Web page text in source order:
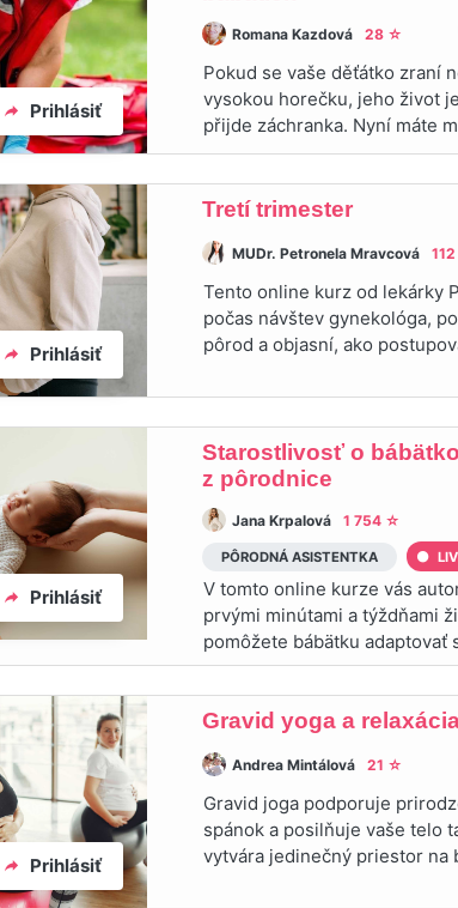
Prihlásiť
Romana Kazdová 28 ☆
Pokud se vaše děťátko zraní
vysokou horečku, jeho život
přijde záchranka. Nyní máte
Prihlásiť
Tretí trimester
MUDr. Petronela Mravcová
Tento online kurz od lekárky
počas návštev gynekológa,
pôrod a objasní, ako
Prihlásiť
Starostlivosť o
z pôrodnice
Jana Krpalová 1 754 ☆
PÔRODNÁ ASISTENTKA
V tomto online kurze vás
prvými minútami a týždňami
pomôžete bábätku adaptovať
Prihlásiť
Gravid yoga a
Andrea Mintálová 21 ☆
Gravid joga podporuje
spánok a posilňuje vaše telo
vytvára jedinečný priestor na